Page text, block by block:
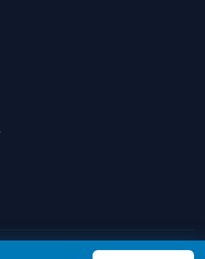
— Agence de création de site internet en